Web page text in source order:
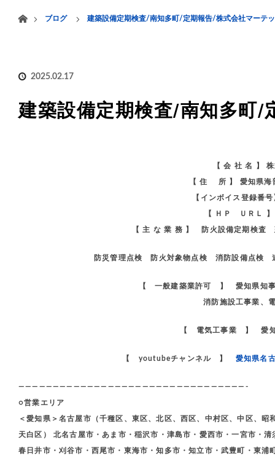
HOME 業務案内
ブログ
建築設備定期検査/南知多町/定期報告/株式会社マーテ
2025.02.17
建築設備定期検査/南知多町/
【 会 社 名 】
【 住 所 】 愛知県海
【インボイス登録
【 ＨＰ ＵＲＬ
【 主 な 業 務 】 防火設備定期検査
防災管理点検 防火対象物点検 消防設備点検
【 一般建築業許可 】 愛知県知
消防施設工事業、
【 電気工事業 】 愛
【 youtubeチャンネル 】 愛知県名
—————————————————————————————————-
○営業エリア
＜愛知県＞名古屋市（千種区、東区、北区、西区、中村区、中区、
天白区） 北名古屋市・あま市・稲沢市・津島市・愛西市・一宮市・
春日井市・刈谷市・西尾市・東海市・知多市・知立市・武豊町・東